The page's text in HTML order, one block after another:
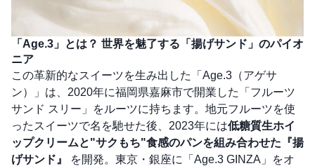
「Age.3」とは？ 世界を魅了する「揚げサンド」のパイオ
ニア
この革新的なスイーツを生み出した「Age.3（アゲサ
ン）」は、2020年に福岡県嘉麻市で開業した「フルーツ
サンド スリー」をルーツに持ちます。地元フルーツを使
ったスイーツで名を馳せた後、2023年には低糖質生ホイ
ップクリームと"サクもち"食感のパンを組み合わせた『揚
げサンド』
を開発。東京・銀座に「Age.3 GINZA」をオ